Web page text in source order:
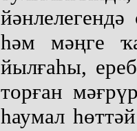
һәм мәңге
йылғаһы,
торған
һаумал